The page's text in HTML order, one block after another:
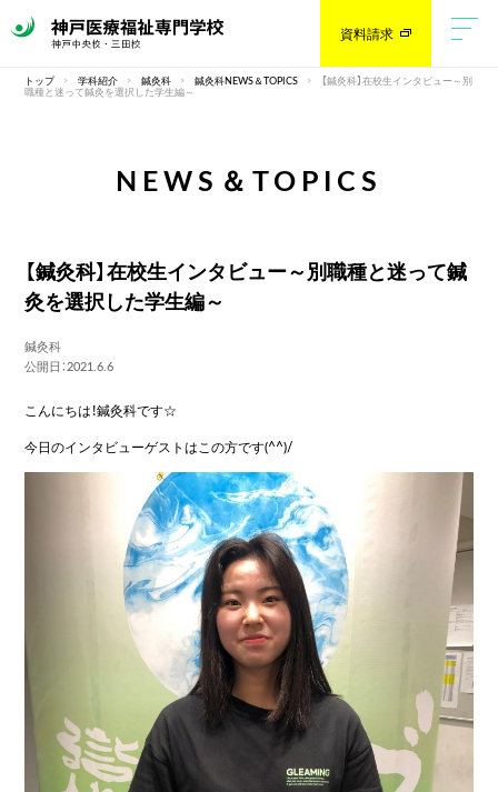
資料請求
トップ 学科紹介 鍼灸科 鍼灸科NEWS＆TOPICS 【鍼灸科】在校生インタビュー～別
職種と迷って鍼灸を選択した学生編～
NEWS＆TOPICS
【鍼灸科】在校生インタビュー～別職種と迷って鍼
灸を選択した学生編～
鍼灸科
公開日：2021.6.6
こんにちは！鍼灸科です☆
今日のインタビューゲストはこの方です(^^)/